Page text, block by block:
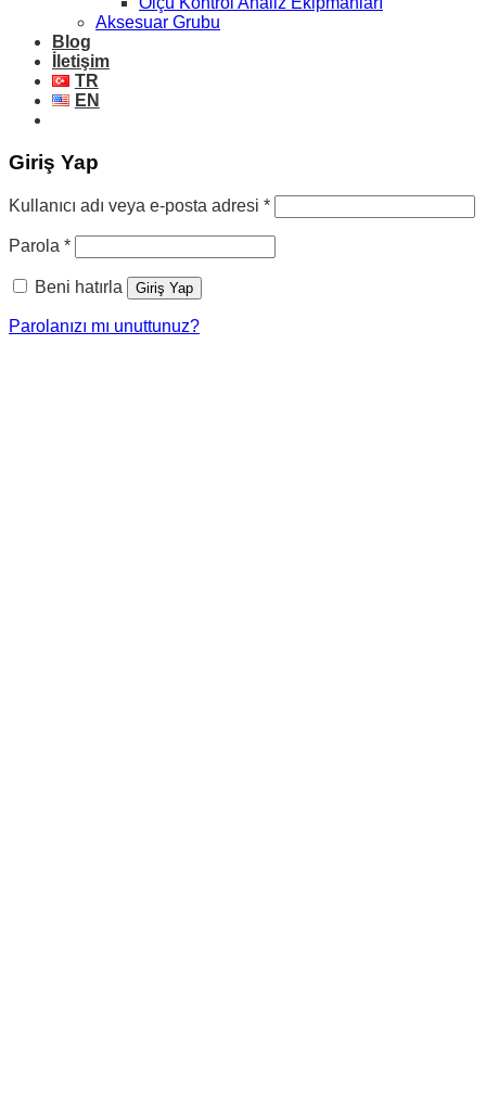
Aksesuar Grubu
Blog
İletişim
TR
EN
Giriş Yap
Kullanıcı adı veya e-posta adresi *Gerekli
Parola *Gerekli
Beni hatırla Giriş Yap
Parolanızı mı unuttunuz?